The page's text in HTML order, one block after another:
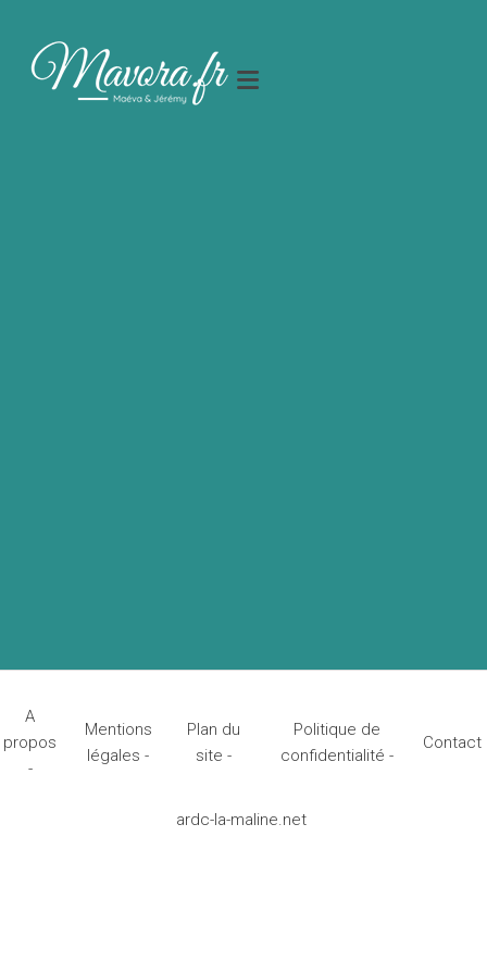
A
propos
-
Mentions
légales -
Plan du
site -
Politique de
confidentialité -
Contact
ardc-la-maline.net